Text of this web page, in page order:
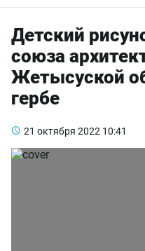
Детский
союза
Жетысуской
гербе
21 октября 2022 10:41